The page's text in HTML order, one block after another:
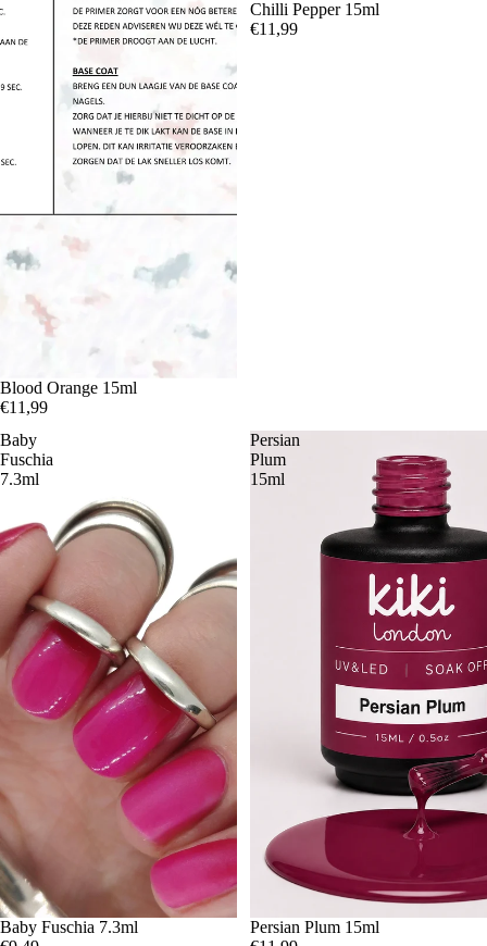
Blood Orange 15ml
€11,99
Chilli Pepper 15ml
€11,99
Baby
Fuschia
7.3ml
Baby Fuschia 7.3ml
Persian
Plum
15ml
Persian Plum 15ml